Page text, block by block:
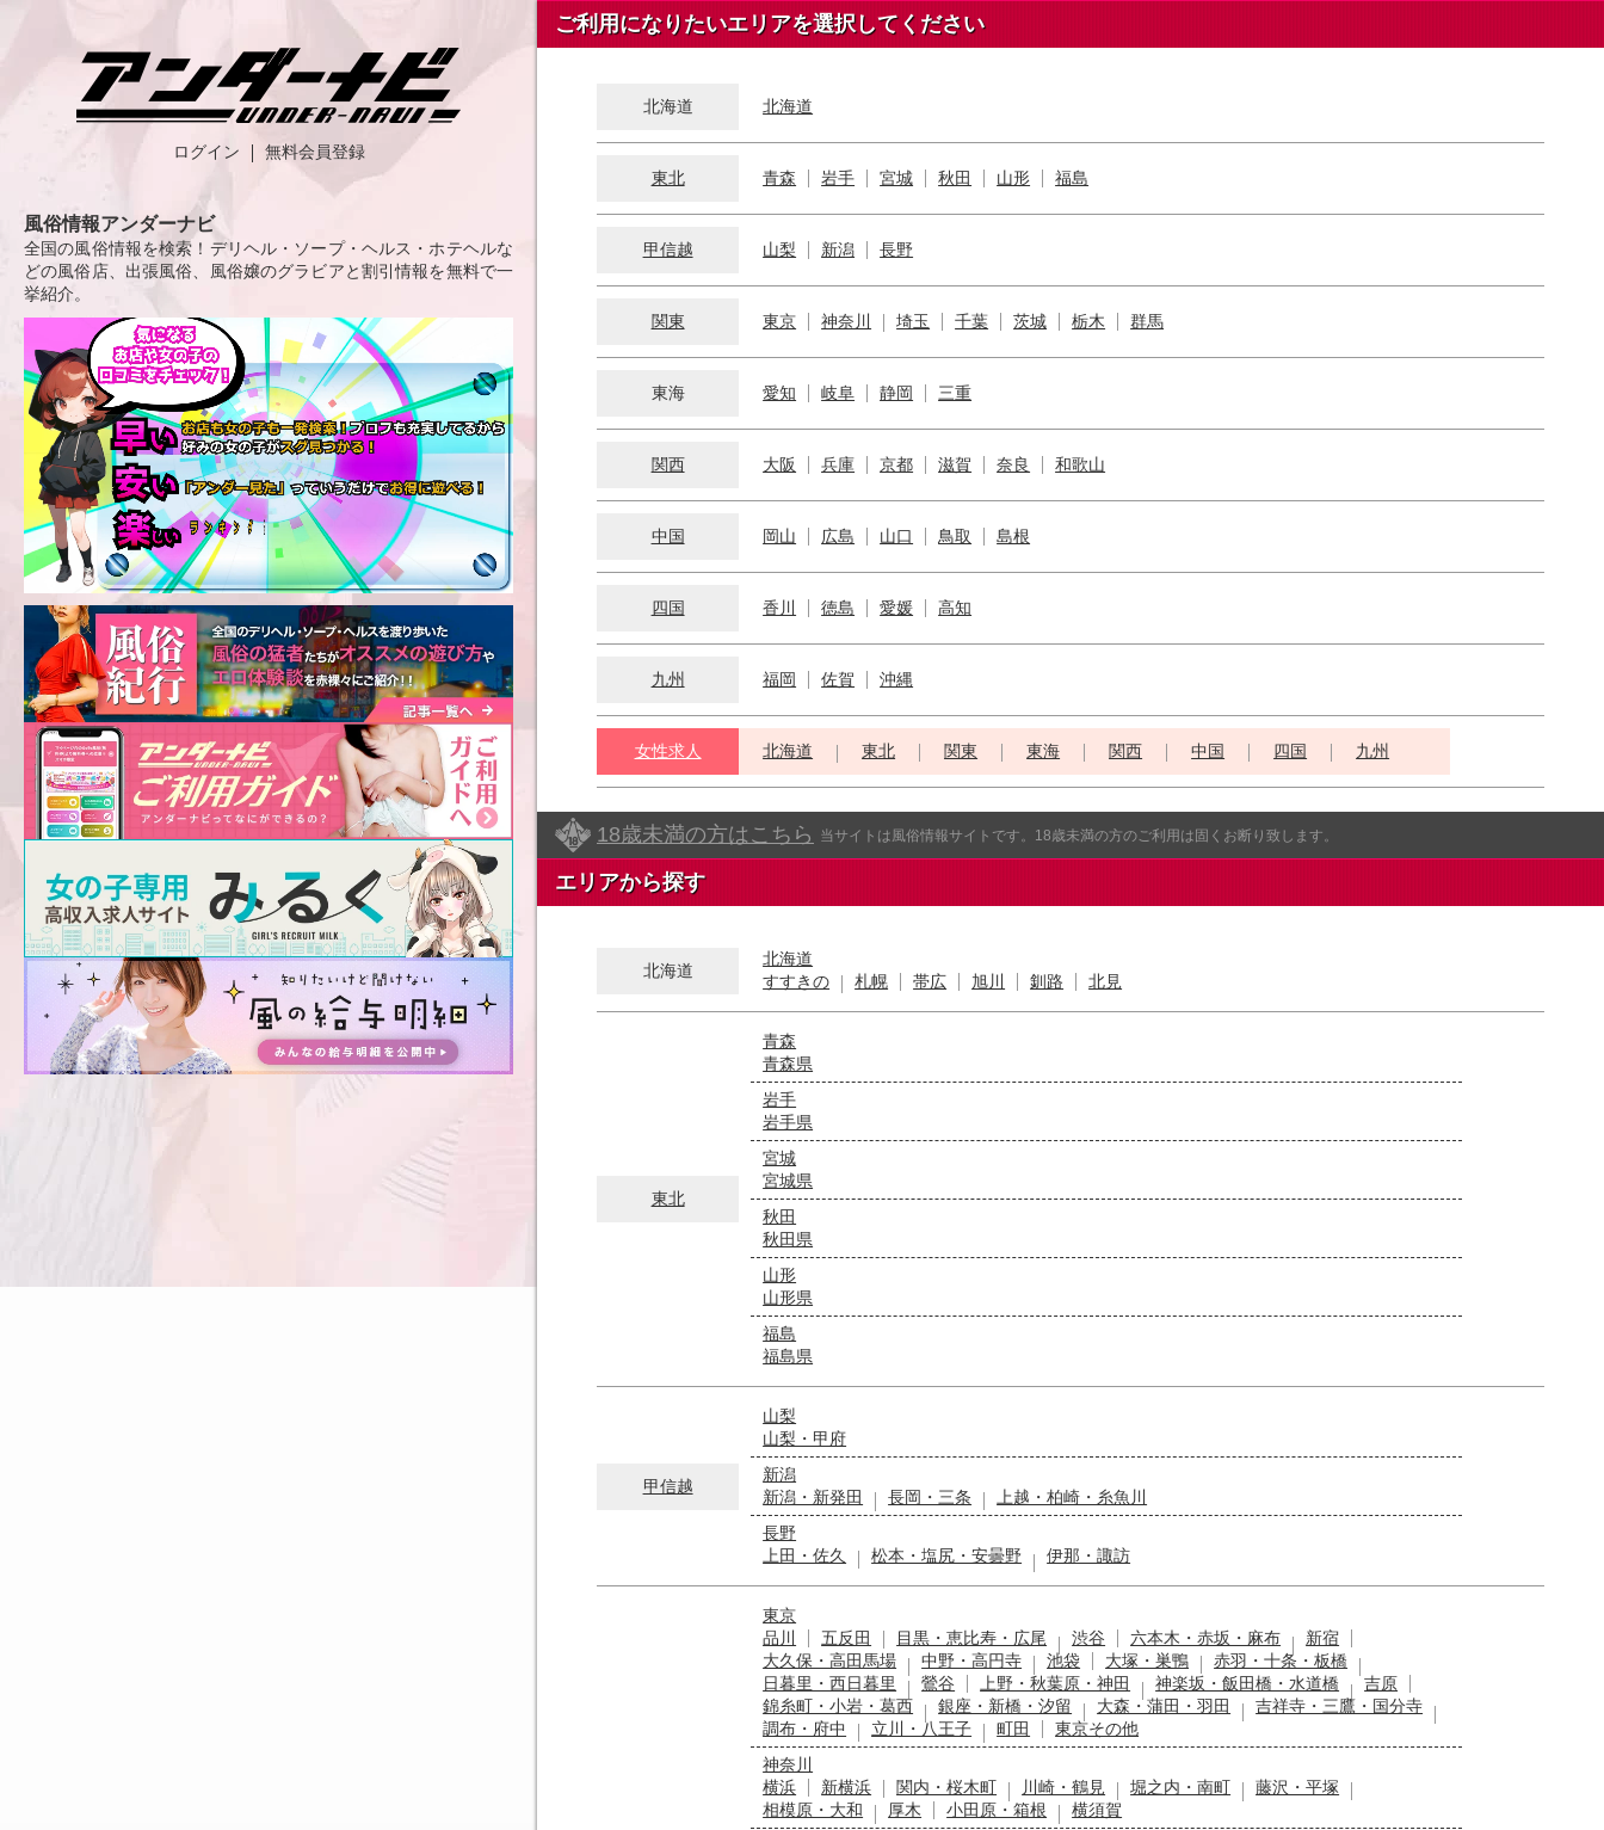
ログイン 無料会員登録
風俗情報アンダーナビ
全国の風俗情報を検索！デリヘル・ソープ・ヘルス・ホテヘルな
どの風俗店、出張風俗、風俗嬢のグラビアと割引情報を無料で一
挙紹介。
ご利用になりたいエリアを選択してください
北海道 北海道
東北 青森 岩手 宮城 秋田 山形 福島
甲信越 山梨 新潟 長野
関東 東京 神奈川 埼玉 千葉 茨城 栃木 群馬
東海 愛知 岐阜 静岡 三重
関西 大阪 兵庫 京都 滋賀 奈良 和歌山
中国 岡山 広島 山口 鳥取 島根
四国 香川 徳島 愛媛 高知
九州 福岡 佐賀 沖縄
女性求人 北海道 東北 関東 東海 関西 中国 四国 九州
18歳未満の方はこちら 当サイトは風俗情報サイトです。18歳未満の方のご利用は固くお断り致します。
エリアから探す
北海道
北海道
すすきの
札幌 帯広 旭川 釧路 北見
東北
青森
青森県
岩手
岩手県
宮城
宮城県
秋田
秋田県
山形
山形県
福島
福島県
甲信越
山梨
山梨・甲府
新潟
新潟・新発田
長岡・三条
上越・柏崎・糸魚川
長野
上田・佐久
松本・塩尻・安曇野 伊那・諏訪
東京
品川
五反田 目黒・恵比寿・広尾 渋谷 六本木・赤坂・麻布
新宿
大久保・高田馬場
中野・高円寺 池袋 大塚・巣鴨
赤羽・十条・板橋
日暮里・西日暮里
鶯谷 上野・秋葉原・神田 神楽坂・飯田橋・水道橋
吉原
錦糸町・小岩・葛西
銀座・新橋・汐留 大森・蒲田・羽田
吉祥寺・三鷹・国分寺
調布・府中
立川・八王子 町田
東京その他
神奈川
横浜
新横浜 関内・桜木町 川崎・鶴見 堀之内・南町
藤沢・平塚
相模原・大和
厚木 小田原・箱根
横須賀